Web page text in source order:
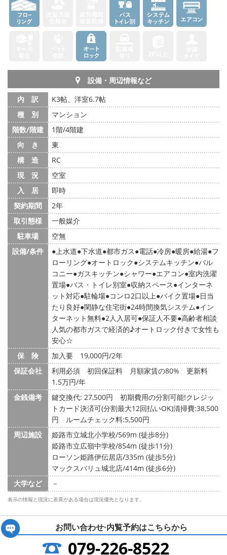
設備・周辺情報など
内 訳
K3帖、洋室6.7帖
種 別
マンション
階数/階建
1階/4階建
向 き
東
構 造
RC
現 況
空室
入 居
即時
契約期間
2年
取引態様
一般媒介
駐車場
空無
設備/条件
上水道 下水道 都市ガス 電話 冷房 暖房 給湯 フ
ローリング オートロック システムキッチン バル
コニー ガスキッチン シャワー エアコン 室内洗濯
置場 バス・トイレ別室 収納スペース インターネ
ット対応 駐輪場 コンロ2口以上 バイク置場 日当
たり良好 閑静な住宅街 24時間換気システム イン
ターネット無料 2人入居可 保証人不要 高齢者相談
人気の都市ガスで経済的♪オートロック付きで女性も
安心☆
保 険
加入要 19,000円/2年
保証会社
利用必須 初回保証料 月額家賃の80% 更新料
1.5万円/年
金銭備考
鍵交換代: 27,500円
初期費用の分割可能!クレジッ
トカード決済可(分割最大12回払いOK)清掃費:38,500
円 ルームチェック料:5,500円
周辺施設
姫路市立城北小学校/569m (徒歩8分)
姫路市立広嶺中学校/854m (徒歩11分)
ローソン姫路伊伝居店/335m (徒歩5分)
マックスバリュ城北店/414m (徒歩6分)
大学など
－
表示の情報と現況に差異がある場合は現況優先となります。
お問い合わせ·内覧予約はこちらから
079-226-8522